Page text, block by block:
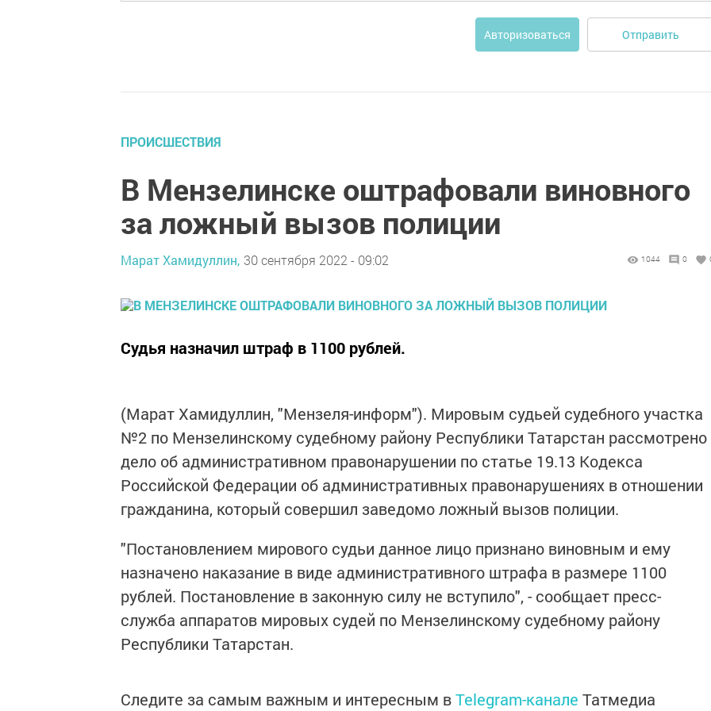
Авторизоваться Отправить
ПРОИСШЕСТВИЯ
В Мензелинске оштрафовали виновного
за ложный вызов полиции
Марат Хамидуллин, 30 сентября 2022 - 09:02 1044 0
Судья назначил штраф в 1100 рублей.
(Марат Хамидуллин, "Мензеля-информ"). Мировым судьей судебного участка
№2 по Мензелинскому судебному району Республики Татарстан рассмотрено
дело об административном правонарушении по статье 19.13 Кодекса
Российской Федерации об административных правонарушениях в отношении
гражданина, который совершил заведомо ложный вызов полиции.
"Постановлением мирового судьи данное лицо признано виновным и ему
назначено наказание в виде административного штрафа в размере 1100
рублей. Постановление в законную силу не вступило", - сообщает пресс-
служба аппаратов мировых судей по Мензелинскому судебному району
Республики Татарстан.
Следите за самым важным и интересным вTelegram-канале Татмедиа